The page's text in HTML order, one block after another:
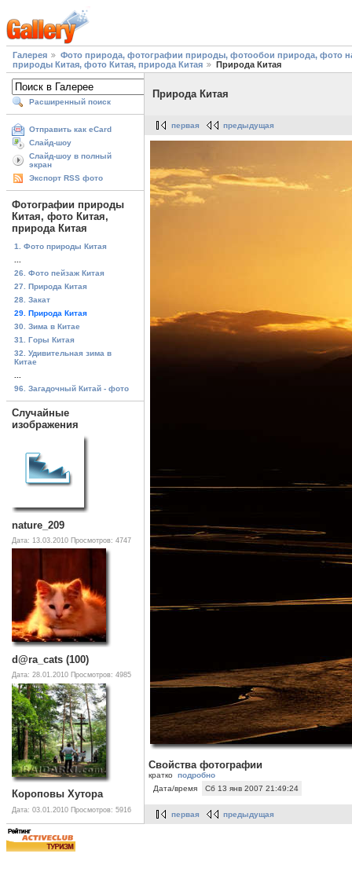
Галерея
Фото природа, фотографии природы, фотообои природа, фото
природы Китая, фото Китая, природа Китая
Природа Китая
Расширенный поиск
Отправить как eCard
Слайд-шоу
Слайд-шоу в полный
экран
Экспорт RSS фото
Фотографии природы
Китая, фото Китая,
природа Китая
1. Фото природы Китая
26. Фото пейзаж Китая
27. Природа Китая
28. Закат
29. Природа Китая
30. Зима в Китае
31. Горы Китая
32. Удивительная зима в
Китае
96. Загадочный Китай - фото
Случайные
изображения
nature_209
Дата: 13.03.2010 Просмотров: 4747
d@ra_cats (100)
Дата: 28.01.2010 Просмотров: 4985
Короповы Хутора
Дата: 03.01.2010 Просмотров: 5916
Природа Китая
первая предыдущая
Свойства фотографии
кратко подробно
Дата/время
Сб 13 янв 2007 21:49:24
первая предыдущая